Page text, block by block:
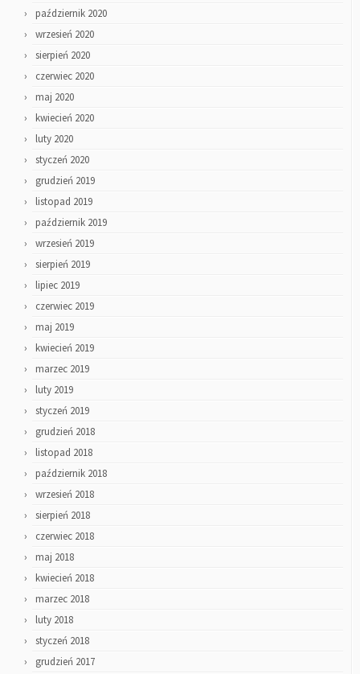
październik 2020
wrzesień 2020
sierpień 2020
czerwiec 2020
maj 2020
kwiecień 2020
luty 2020
styczeń 2020
grudzień 2019
listopad 2019
październik 2019
wrzesień 2019
sierpień 2019
lipiec 2019
czerwiec 2019
maj 2019
kwiecień 2019
marzec 2019
luty 2019
styczeń 2019
grudzień 2018
listopad 2018
październik 2018
wrzesień 2018
sierpień 2018
czerwiec 2018
maj 2018
kwiecień 2018
marzec 2018
luty 2018
styczeń 2018
grudzień 2017